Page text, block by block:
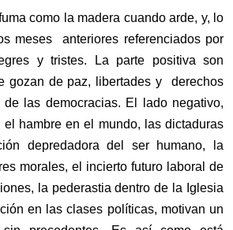
como la madera cuando arde, y, lo
meses anteriores referenciados por
y tristes. La parte positiva son
gozan de paz, libertades y derechos
las democracias. El lado negativo,
el hambre en el mundo, las dictaduras
depredadora del ser humano, la
morales, el incierto futuro laboral de
la pederastia dentro de la Iglesia
en las clases políticas, motivan un